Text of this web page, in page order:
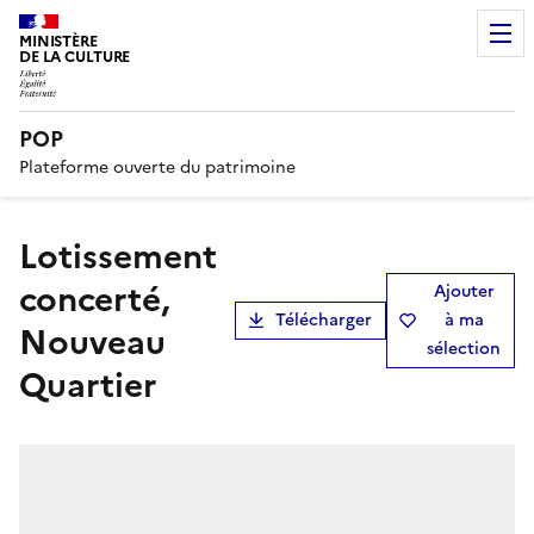
MINISTÈRE
DE LA CULTURE
POP
Plateforme ouverte du patrimoine
lotissement
concerté,
Nouveau
Quartier
Télécharger
Ajouter
à ma
sélection